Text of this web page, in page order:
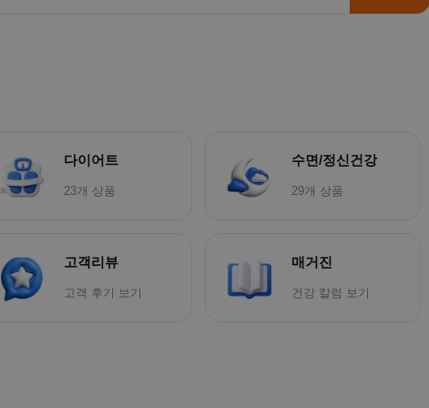
다이어트
23개 상품
수면/정신건강
29개 상품
고객리뷰
고객 후기 보기
매거진
건강 칼럼 보기